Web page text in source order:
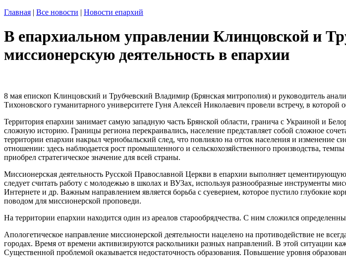
Главная | Все новости | Новости епархий
В епархиальном управлении Клинцовской и
миссионерскую деятельность в епархии
8 мая епископ Клинцовский и Трубчевский Владимир (Брянская митрополия) и руководитель
Тихоновского гуманитарного университете Гуня Алексей Николаевич провели встречу, в
Территория епархии занимает самую западную часть Брянской области, гранича с Украиной и
сложную историю. Границы региона перекраивались, население представляет собой сложное
территории епархии накрыл чернобыльский след, что повлияло на отток населения и изменение
отношении: здесь наблюдается рост промышленного и сельскохозяйственного производства,
приобрел стратегическое значение для всей страны.
Миссионерская деятельность Русской Православной Церкви в епархии выполняет
следует считать работу с молодежью в школах и ВУЗах, используя разнообразные инструменты
Интернете и др. Важным направлением является борьба с суеверием, которое пустило глубокие
поводом для миссионерской проповеди.
На территории епархии находится один из ареалов старообрядчества. С ним сложился
Апологетическое направление миссионерской деятельности нацелено на противодействие не
городах. Время от времени активизируются раскольники разных направлений. В этой ситуации
Существенной проблемой оказывается недостаточность образования. Повышение уровня